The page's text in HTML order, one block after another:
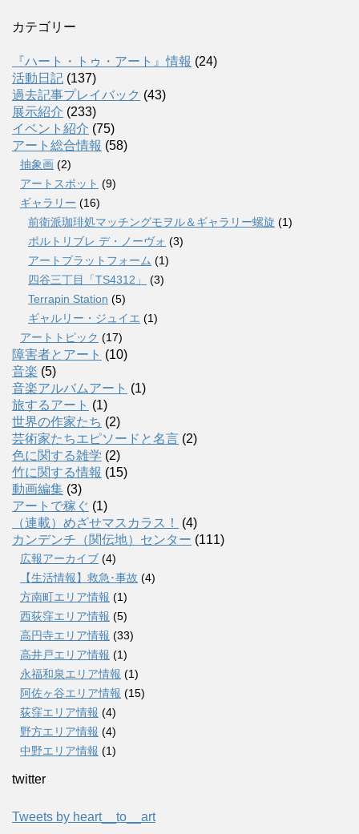
カテゴリー
『ハート・トゥ・アート』情報 (24)
活動日記 (137)
過去記事プレイバック (43)
展示紹介 (233)
イベント紹介 (75)
アート総合情報 (58)
抽象画 (2)
アートスポット (9)
ギャラリー (16)
前衛派珈琲処マッチングモヲル＆ギャラリー螺旋 (1)
ポルトリブレ デ・ノーヴォ (3)
アートプラットフォーム (1)
四谷三丁目「TS4312」
(3)
Terrapin Station (5)
ギャルリー・ジュイエ (1)
アートトピック (17)
障害者とアート (10)
音楽 (5)
音楽アルバムアート (1)
旅するアート (1)
世界の作家たち (2)
芸術家たちエピソードと名言 (2)
色に関する雑学 (2)
竹に関する情報 (15)
動画編集 (3)
アートで稼ぐ (1)
（連載）めざせマスカラス！
(4)
カンデンチ（関伝地）センター (111)
広報アーカイブ (4)
【生活情報】救急･事故 (4)
方南町エリア情報 (1)
西荻窪エリア情報 (5)
高円寺エリア情報 (33)
高井戸エリア情報 (1)
永福和泉エリア情報 (1)
阿佐ヶ谷エリア情報 (15)
荻窪エリア情報 (4)
野方エリア情報 (4)
中野エリア情報 (1)
twitter
Tweets by heart__to__art